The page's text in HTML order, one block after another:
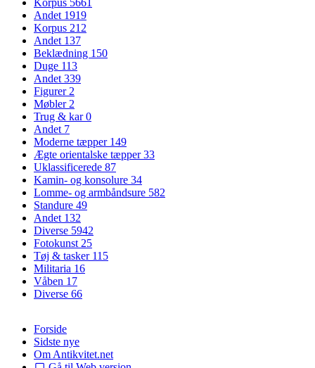
Korpus 5661
Andet 1919
Korpus 212
Andet 137
Beklædning 150
Duge 113
Andet339
Figurer2
Møbler2
Trug & kar0
Andet 7
Moderne tæpper 149
Ægte orientalske tæpper33
Uklassificerede 87
Kamin- og konsolure 34
Lomme- og armbåndsure 582
Standure 49
Andet 132
Diverse 5942
Fotokunst25
Tøj & tasker 115
Militaria 16
Våben 17
Diverse 66
Forside
Sidste nye
Om Antikvitet.net